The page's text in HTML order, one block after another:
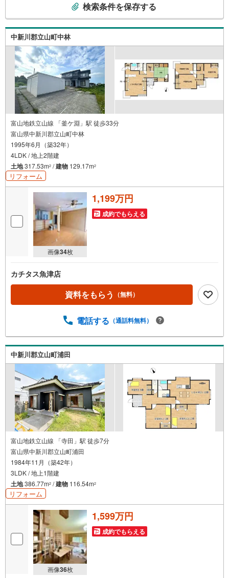
検
索
条
受
け
取
る
・
条
件
イ
ペ
る
検索条件を保存する
中新川郡立山町中林
富山地鉄立山線 「釜ケ淵」駅 徒歩33分
富山県中新川郡立山町中林
1995年6月（築32年）
4LDK / 地上2階建
土地317.53m2 /建物 129.17m2
リフォーム
画像34枚
1,199万円
成約でもらえる
カチタス魚津店
資料をもらう （無料）
電話する （通話料無料）
中新川郡立山町浦田
富山地鉄立山線 「寺田」駅 徒歩7分
富山県中新川郡立山町浦田
1984年11月（築42年）
3LDK / 地上1階建
土地386.77m2 /建物 116.54m2
リフォーム
画像36枚
1,599万円
成約でもらえる